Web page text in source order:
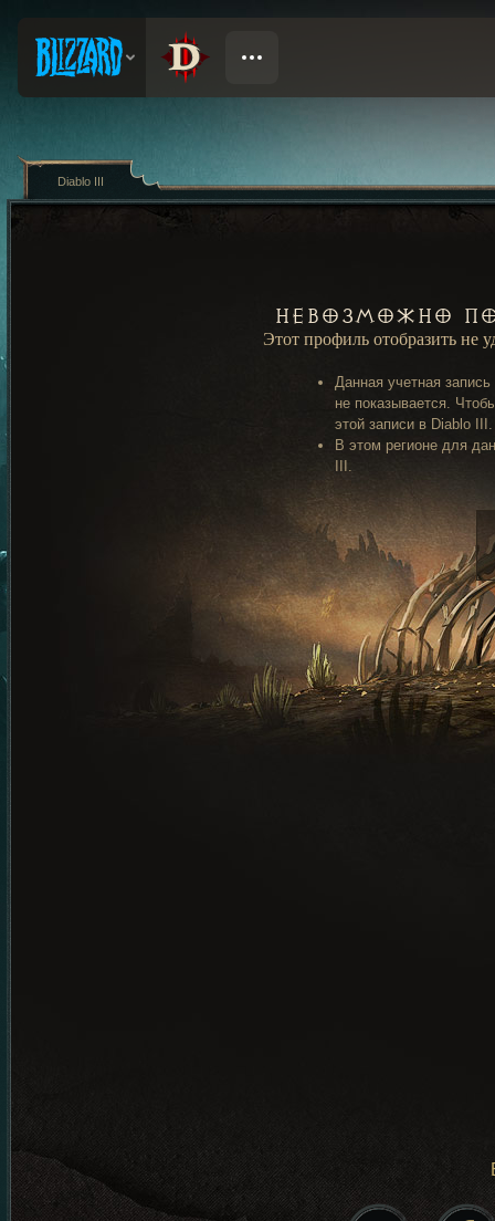
Невозможно
Этот профиль отобразить
Данная учетная
не показывается.
этой записи в Diablo III.
В этом регионе для
III.
Diablo III